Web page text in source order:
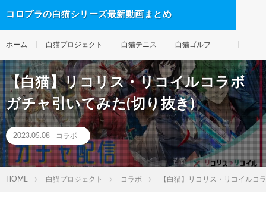
コロプラの白猫シリーズ最新動画まとめ
ホーム 白猫プロジェクト 白猫テニス 白猫ゴルフ
【白猫】リコリス・リコイルコラボ
ガチャ引いてみた(切り抜き)
2023.05.08 コラボ
HOME 白猫プロジェクト コラボ 【白猫】リコリス・リコイルコ